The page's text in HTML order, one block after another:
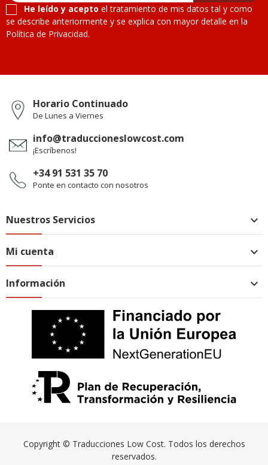
He leído y acepto el tratamiento de mis datos tal y como
se describe anteriormente y se explica con mayor detalle en la
Política de Privacidad.
Horario Continuado
De Lunes a Viernes
info@traduccioneslowcost.com
¡Escríbenos!
+34 91 531 35 70
Ponte en contacto con nosotros
Nuestros Servicios 
Mi cuenta 
Información 
Copyright © Traducciones Low Cost. Todos los derechos
reservados.